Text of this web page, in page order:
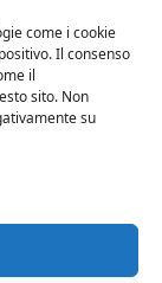
come i cookie
Il consenso
il
sito. Non
su